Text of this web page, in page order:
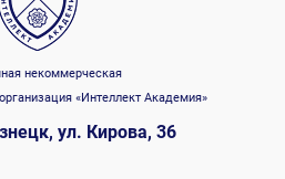
некоммерческая
«Интеллект Академия»
ул. Кирова, 36